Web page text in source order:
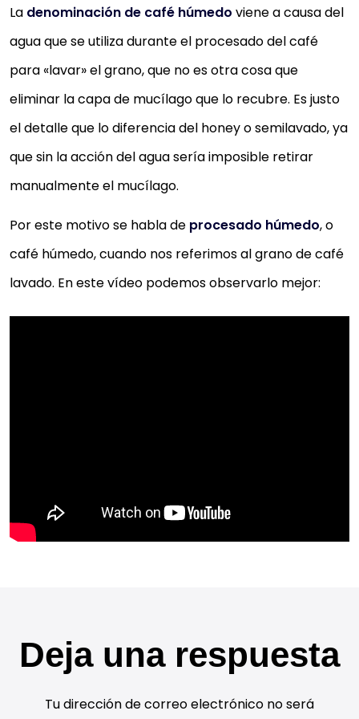
La denominación de café húmedo viene a causa del
agua que se utiliza durante el procesado del café
para «lavar» el grano, que no es otra cosa que
eliminar la capa de mucílago que lo recubre. Es justo
el detalle que lo diferencia del honey o semilavado, ya
que sin la acción del agua sería imposible retirar
manualmente el mucílago.
Por este motivo se habla de procesado húmedo, o
café húmedo, cuando nos referimos al grano de café
lavado. En este vídeo podemos observarlo mejor:
Deja una respuesta
Tu dirección de correo electrónico no será